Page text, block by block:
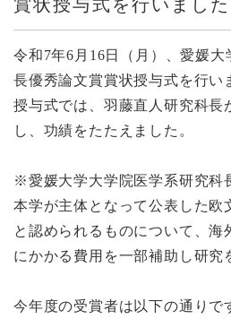
賞状授与式を行いました
令和7年6月16日（月）、愛媛
長優秀論文賞賞状授与式を行い
授与式では、羽藤直人研究科長
し、功績をたたえました。
※愛媛大学大学院医学系研究科
本学が主体となって公表した欧
と認められるものについて、海
にかかる費用を一部補助し研究
今年度の受賞者は以下の通りで